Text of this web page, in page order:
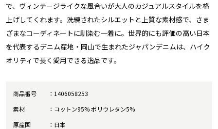
で、ヴィンテージライクな風合いが大人のカジュアルスタイルを格
上げしてくれます。洗練されたシルエットと上質な素材感で、さま
ざまなコーディネートに馴染む一着に。世界的にも評価の高い日本
を代表するデニム産地・岡山で生まれたジャパンデニムは、ハイク
オリティで長く愛用できる逸品です。
商品番号
1406058253
素材
コットン95% ポリウレタン5%
原産国
日本